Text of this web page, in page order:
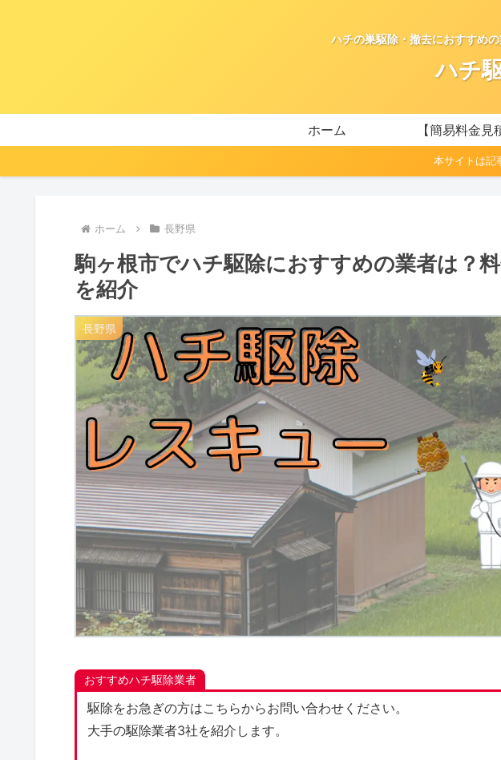
ハチの巣駆除・撤去におすすめ
ハチ
ホーム 【簡易料金見
本サイトは記
ホーム 長野県
駒ヶ根市でハチ駆除におすすめの業者は？
を紹介
長野県
おすすめハチ駆除業者
駆除をお急ぎの方はこちらからお問い合わせください。
大手の駆除業者3社を紹介します。